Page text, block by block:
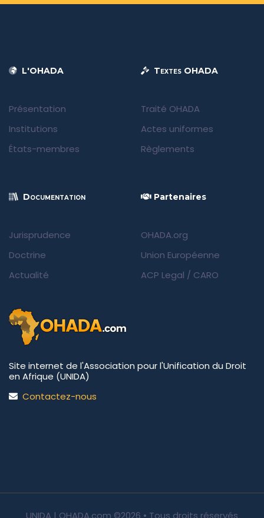
L'OHADA
Présentation
Institutions
États-membres
Textes OHADA
Traité OHADA
Actes uniformes
Règlements
Documentation
Jurisprudence
Doctrine
Actualité
Partenaires
OHADA.org
Union Européenne
ACP Legal / CARO
Site internet de l'Association pour l'Unification du Droit
en Afrique (UNIDA)
Contactez-nous
UNIDA | OHADA.com ©2026 • Tous droits réservés